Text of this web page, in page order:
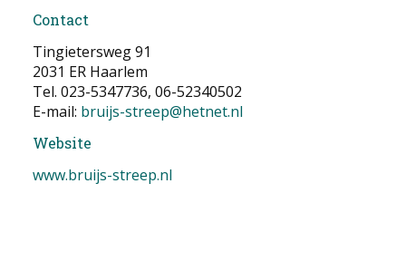
Contact
Tingietersweg 91
2031 ER Haarlem
Tel. 023-5347736, 06-52340502
E-mail: bruijs-streep@hetnet.nl
Website
www.bruijs-streep.nl